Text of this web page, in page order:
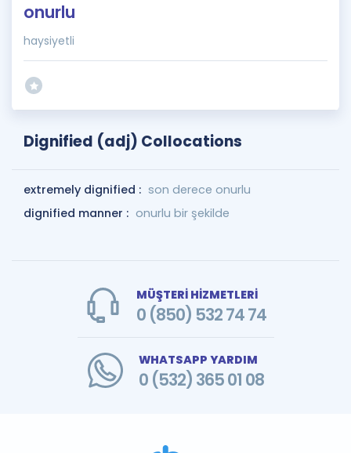
onurlu
haysiyetli
Dignified (adj) Collocations
extremely dignified : son derece onurlu
dignified manner : onurlu bir şekilde
MÜŞTERİ HİZMETLERİ
0 (850) 532 74 74
WHATSAPP YARDIM
0 (532) 365 01 08